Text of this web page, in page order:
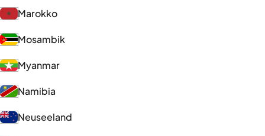
Marokko
Mosambik
Myanmar
Namibia
Neuseeland